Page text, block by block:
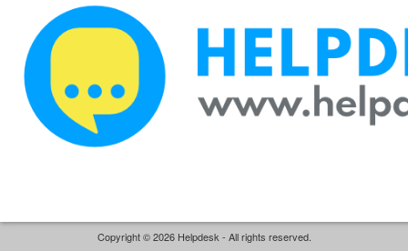
Copyright © 2026 Helpdesk - All rights reserved.